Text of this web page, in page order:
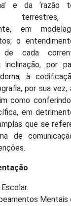
e da ‘razão
terrestres,
em
o
de cada
por
à
por sua
como
em
que se
de
Mentais